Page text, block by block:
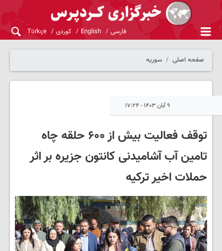
فارسی English کوردی Türkçe
صفحه اصلی سوریه
۹ آبان ۱۴۰۳ - ۱۷:۲۴
توقف فعالیت بیش از ۶۰۰ حلقه چاه
تامین آب آشامیدنی کانتون جزیره بر اثر
حملات اخیر ترکیه